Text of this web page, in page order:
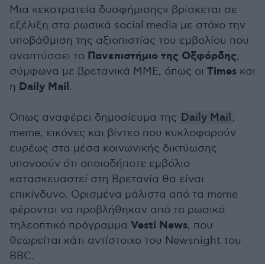
Μια «εκστρατεία δυσφήμισης» βρίσκεται σε
εξέλιξη στα ρωσικά social media με στόχο την
υποβάθμιση της αξιοπιστίας του εμβολίου που
αναπτύσσει το Πανεπιστήμιο της Οξφόρδης,
σύμφωνα με βρετανικά ΜΜΕ, όπως οι Times και
η Daily Mail.
Όπως αναφέρει δημοσίευμα της Daily Mail,
meme, εικόνες και βίντεο που κυκλοφορούν
ευρέως στα μέσα κοινωνικής δικτύωσης
υπονοούν ότι οποιοδήποτε εμβόλιο
κατασκευαστεί στη Βρετανία θα είναι
επικίνδυνο. Ορισμένα μάλιστα από τα meme
φέρονται να προβλήθηκαν από το ρωσικό
τηλεοπτικό πρόγραμμα Vesti News, που
θεωρείται κάτι αντίστοιχο του Newsnight του
BBC.